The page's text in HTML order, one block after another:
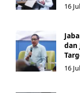
16
dan
16